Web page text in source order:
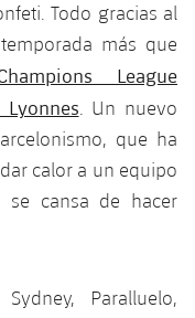
Todo gracias al
más que
League
. Un nuevo
que ha
calor a un equipo
cansa de hacer
Paralluelo,